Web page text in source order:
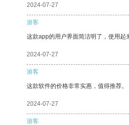
2024-07-27
游客
这款app的用户界面简洁明了，使用起
2024-07-27
游客
这款软件的价格非常实惠，值得推荐。
2024-07-27
游客